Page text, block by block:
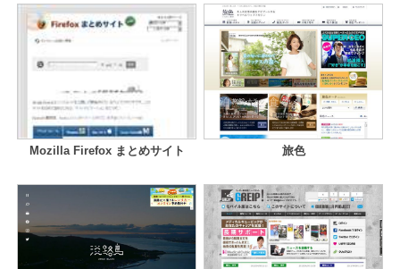
Mozilla Firefox まとめサイト 旅色